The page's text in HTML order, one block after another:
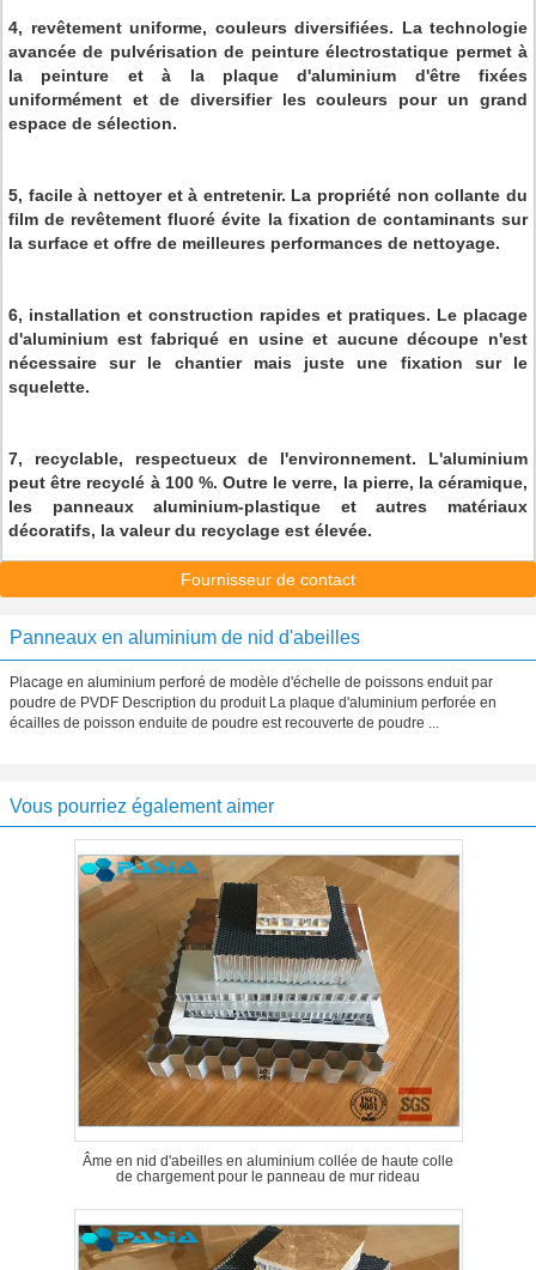
4, revêtement uniforme, couleurs diversifiées. La technologie
avancée de pulvérisation de peinture électrostatique permet à
la peinture et à la plaque d'aluminium d'être fixées
uniformément et de diversifier les couleurs pour un grand
espace de sélection.
5, facile à nettoyer et à entretenir. La propriété non collante du
film de revêtement fluoré évite la fixation de contaminants sur
la surface et offre de meilleures performances de nettoyage.
6, installation et construction rapides et pratiques. Le placage
d'aluminium est fabriqué en usine et aucune découpe n'est
nécessaire sur le chantier mais juste une fixation sur le
squelette.
7, recyclable, respectueux de l'environnement. L'aluminium
peut être recyclé à 100 %. Outre le verre, la pierre, la céramique,
les panneaux aluminium-plastique et autres matériaux
décoratifs, la valeur du recyclage est élevée.
Fournisseur de contact
Panneaux en aluminium de nid d'abeilles
Placage en aluminium perforé de modèle d'échelle de poissons enduit par
poudre de PVDF Description du produit La plaque d'aluminium perforée en
écailles de poisson enduite de poudre est recouverte de poudre ...
Vous pourriez également aimer
Âme en nid d'abeilles en aluminium collée de haute colle
de chargement pour le panneau de mur rideau